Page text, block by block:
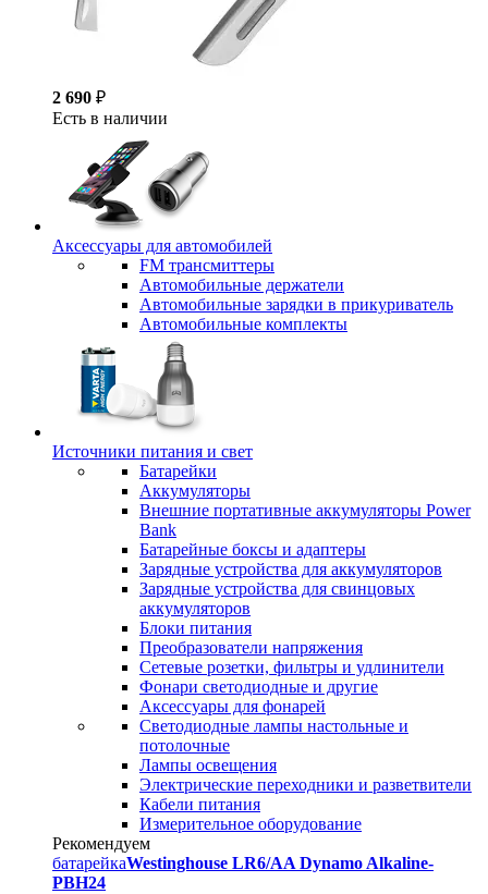
2 690 ₽
Есть в наличии
Аксессуары для автомобилей
FM трансмиттеры
Автомобильные держатели
Автомобильные зарядки в прикуриватель
Автомобильные комплекты
Источники питания и свет
Батарейки
Аккумуляторы
Внешние портативные аккумуляторы Power
Bank
Батарейные боксы и адаптеры
Зарядные устройства для аккумуляторов
Зарядные устройства для свинцовых
аккумуляторов
Блоки питания
Преобразователи напряжения
Сетевые розетки, фильтры и удлинители
Фонари светодиодные и другие
Аксессуары для фонарей
Светодиодные лампы настольные и
потолочные
Лампы освещения
Электрические переходники и разветвители
Кабели питания
Измерительное оборудование
Рекомендуем
батарейкаWestinghouse LR6/AA Dynamo Alkaline-
PBH24